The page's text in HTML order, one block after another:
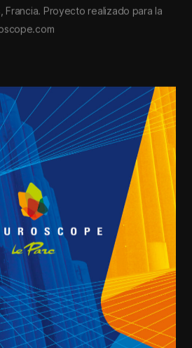
Francia. Proyecto realizado para la